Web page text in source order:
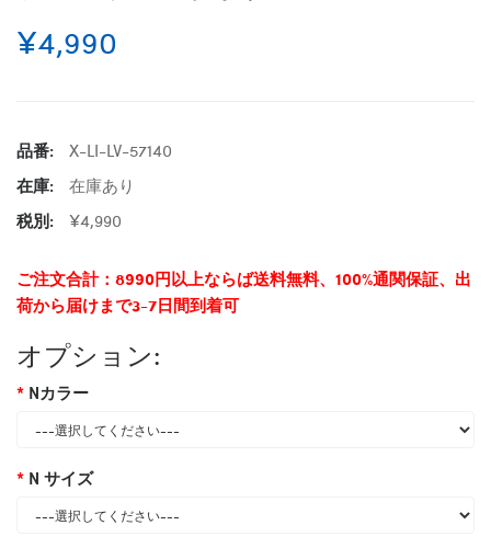
¥4,990
品番:
X-LI-LV-57140
在庫:
在庫あり
税別:
¥4,990
ご注文合計：8990円以上ならば送料無料、100%通関保証、出
荷から届けまで3-7日間到着可
オプション:
Nカラー
N サイズ